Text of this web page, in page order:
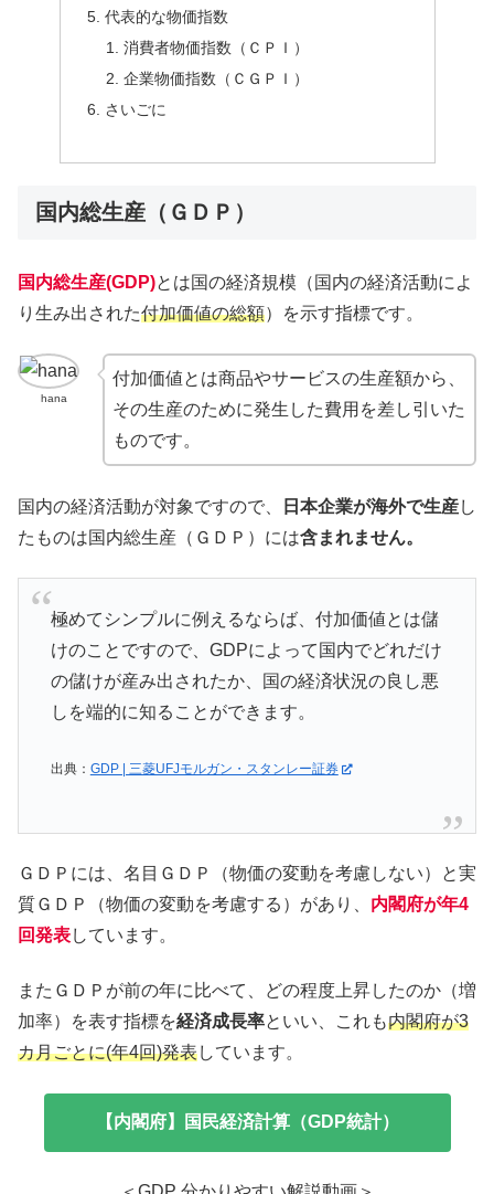
代表的な物価指数
消費者物価指数（ＣＰＩ）
企業物価指数（ＣＧＰＩ）
さいごに
国内総生産（ＧＤＰ）
国内総生産(GDP)とは国の経済規模（国内の経済活動によ
り生み出された付加価値の総額）を示す指標です。
hana
付加価値とは商品やサービスの生産額から、
その生産のために発生した費用を差し引いた
ものです。
国内の経済活動が対象ですので、 日本企業が海外で生産し
たものは国内総生産（ＧＤＰ）には含まれません。
極めてシンプルに例えるならば、付加価値とは儲
けのことですので、GDPによって国内でどれだけ
の儲けが産み出されたか、国の経済状況の良し悪
しを端的に知ることができます。
出典： GDP | 三菱UFJモルガン・スタンレー証券
ＧＤＰには、名目ＧＤＰ（物価の変動を考慮しない）と実
質ＧＤＰ（物価の変動を考慮する）があり、 内閣府が年4
回発表しています。
またＧＤＰが前の年に比べて、どの程度上昇したのか（増
加率）を表す指標を経済成長率といい、これも内閣府が3
カ月ごとに(年4回)発表しています。
【内閣府】国民経済計算（GDP統計）